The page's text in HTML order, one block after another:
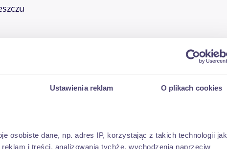
Ustawienia reklam O plikach cookies
osobiste dane, np. adres IP, korzystając z takich technologii jak
i treści, analizowania tychże, wychodzenia naprzeciw